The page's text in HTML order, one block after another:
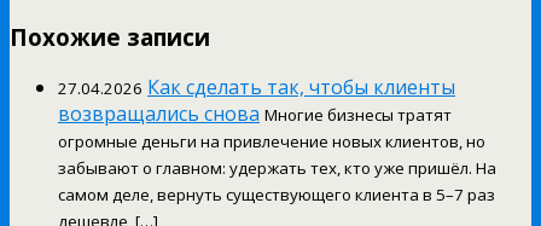
Похожие записи
27.04.2026 Как сделать так, чтобы клиенты
возвращались снова Многие бизнесы тратят
огромные деньги на привлечение новых клиентов, но
забывают о главном: удержать тех, кто уже пришёл. На
самом деле, вернуть существующего клиента в 5–7 раз
дешевле, […]